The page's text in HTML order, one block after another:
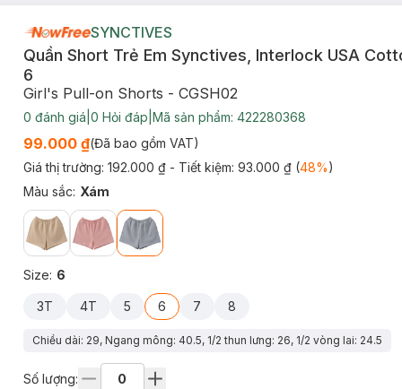
SYNCTIVES
Quần Short Trẻ Em Synctives, Interlock USA
6
Girl's Pull-on Shorts - CGSH02
0 đánh giá 0 Hỏi đáp Mã sản phẩm: 422280368
99.000 ₫(Đã bao gồm VAT)
Giá thị trường: 192.000 ₫ - Tiết kiệm: 93.000 ₫(48%)
Màu sắc: Xám
Size: 6
3T 4T 5 6 7 8
Chiều dài: 29, Ngang mông: 40.5, 1/2 thun lưng: 26, 1/2 vòng lai: 24.5
Số lượng: